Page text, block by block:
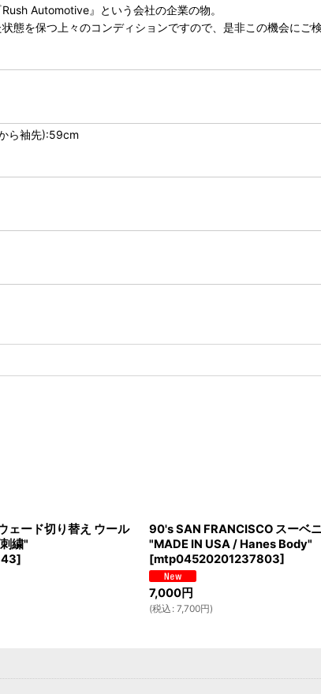
Automotive』という会社の企業の物。
を保つ上々のコンディションですので、是非この機会にご検
ら袖先):59cm
ェード切り替え ウール
繍"
]
90's SAN FRANCISCO スーベ
"MADE IN USA / Hanes Body"
[mtp04520201237803]
7,000円
(税込 : 7,700円)